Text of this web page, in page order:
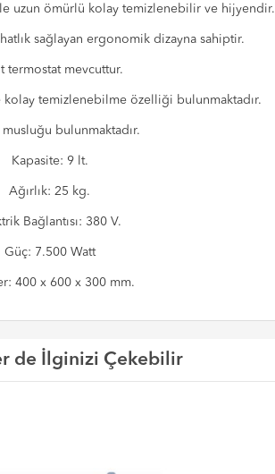
uzun ömürlü kolay temizlenebilir ve hijyendir.
sağlayan ergonomik dizayna sahiptir.
termostat mevcuttur.
kolay temizlenebilme özelliği bulunmaktadır.
musluğu bulunmaktadır.
Kapasite: 9 lt.
Ağırlık: 25 kg.
Bağlantısı: 380 V.
Güç: 7.500 Watt
400 x 600 x 300 mm.
de İlginizi Çekebilir